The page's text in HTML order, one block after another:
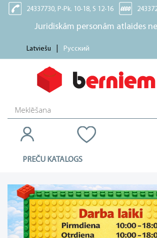
24337730, P-Pk. 10-18, S 12-16
Juridiskām personām atlaides
Latviešu Русский
PREČU KATALOGS